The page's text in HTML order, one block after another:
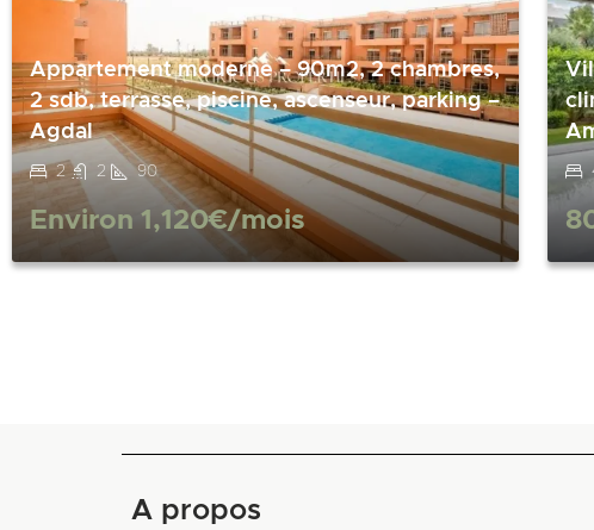
Appartement moderne – 90m2, 2 chambres,
2 sdb, terrasse, piscine, ascenseur, parking –
Agdal
2 2 90
Environ 1,120€/mois
A propos